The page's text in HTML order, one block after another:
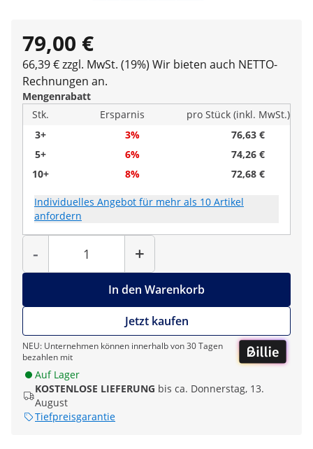
79,00 €
66,39 € zzgl. MwSt. (19%) Wir bieten auch NETTO-
Rechnungen an.
Mengenrabatt
Stk.
Ersparnis
pro Stück (inkl. MwSt.)
3+
3%
76,63 €
5+
6%
74,26 €
10+
8% 72,68 €
Individuelles Angebot für mehr als 10 Artikel
anfordern
-
Menge
+
In den Warenkorb
Jetzt kaufen
NEU: Unternehmen können innerhalb von 30 Tagen
bezahlen mit
Auf Lager
KOSTENLOSE LIEFERUNG bis ca. Donnerstag, 13.
August
Tiefpreisgarantie